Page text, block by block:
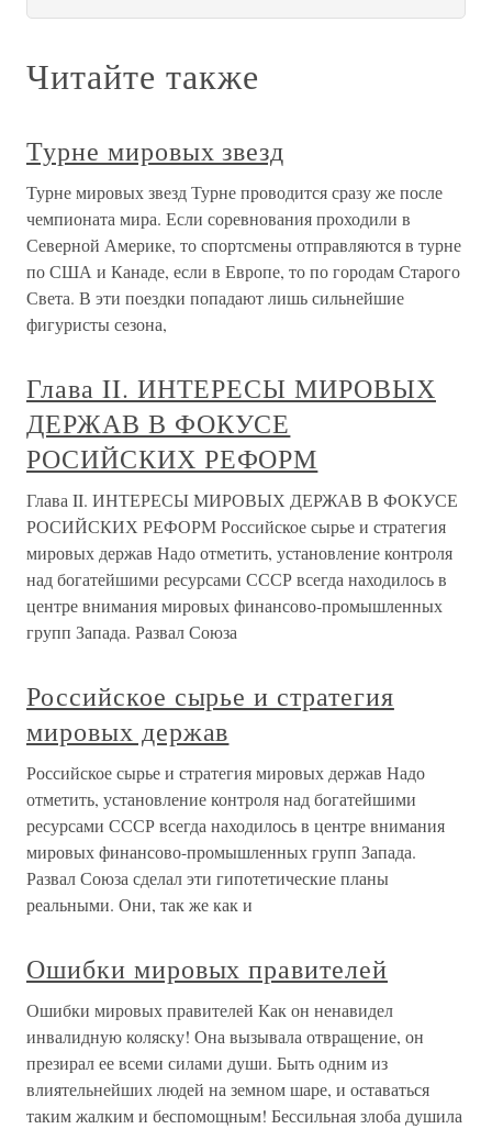
Читайте также
Турне мировых звезд
Турне мировых звезд Турне проводится сразу же после
чемпионата мира. Если соревнования проходили в
Северной Америке, то спортсмены отправляются в турне
по США и Канаде, если в Европе, то по городам Старого
Света. В эти поездки попадают лишь сильнейшие
фигуристы сезона,
Глава II. ИНТЕРЕСЫ МИРОВЫХ
ДЕРЖАВ В ФОКУСЕ
РОСИЙСКИХ РЕФОРМ
Глава II. ИНТЕРЕСЫ МИРОВЫХ ДЕРЖАВ В ФОКУСЕ
РОСИЙСКИХ РЕФОРМ Российское сырье и стратегия
мировых держав Надо отметить, установление контроля
над богатейшими ресурсами СССР всегда находилось в
центре внимания мировых финансово-промышленных
групп Запада. Развал Союза
Российское сырье и стратегия
мировых держав
Российское сырье и стратегия мировых держав Надо
отметить, установление контроля над богатейшими
ресурсами СССР всегда находилось в центре внимания
мировых финансово-промышленных групп Запада.
Развал Союза сделал эти гипотетические планы
реальными. Они, так же как и
Ошибки мировых правителей
Ошибки мировых правителей Как он ненавидел
инвалидную коляску! Она вызывала отвращение, он
презирал ее всеми силами души. Быть одним из
влиятельнейших людей на земном шаре, и оставаться
таким жалким и беспомощным! Бессильная злоба душила